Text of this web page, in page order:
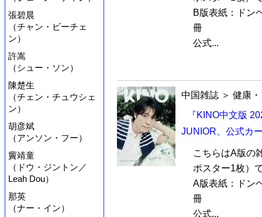
張碧晨
（チャン・ビーチェ
ン）
許嵩
（シュー・ソン）
陳楚生
（チェン・チュウシェ
ン）
胡彦斌
（アンソン・フー）
竇靖童
（ドウ・ジントン／
Leah Dou）
那英
（ナー・イン）
B版表紙：ドン
冊
公式...
中国雑誌 ＞ 健康
『KINO中文版
JUNIOR、公式カ
こちらはA版の
ポスター1枚）
A版表紙：ドン
冊
公式...